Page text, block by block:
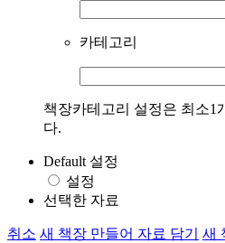
카테고리
책장카테고리 설정은 최소1
다.
Default 설정
설정
선택한 자료
취소 새 책장 만들어 자료 담기 새